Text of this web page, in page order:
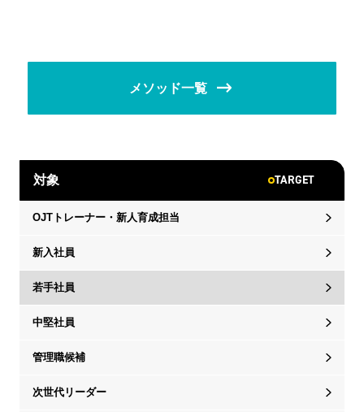
メソッド一覧
対象 TARGET
OJTトレーナー・新人育成担当
新入社員
若手社員
中堅社員
管理職候補
次世代リーダー